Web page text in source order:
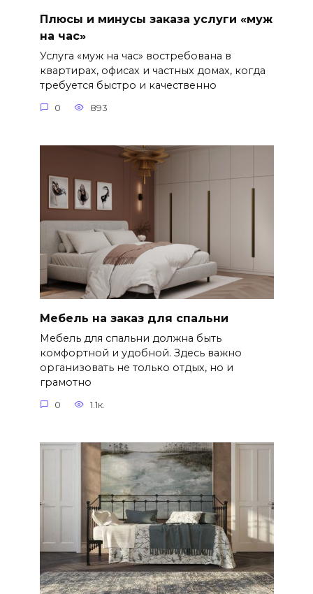
Плюсы и минусы заказа услуги «муж
на час»
Услуга «муж на час» востребована в
квартирах, офисах и частных домах, когда
требуется быстро и качественно
0 893
Мебель на заказ для спальни
Мебель для спальни должна быть
комфортной и удобной. Здесь важно
организовать не только отдых, но и
грамотно
0 1.1к.